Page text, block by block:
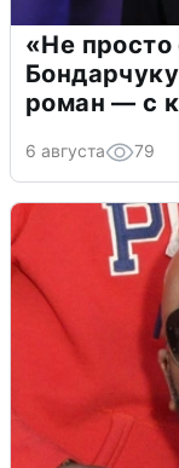
«Не
роман — с
6 августа 79